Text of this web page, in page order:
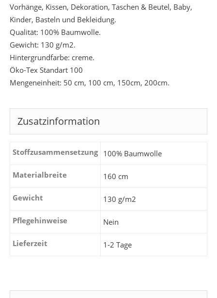
Vorhänge, Kissen, Dekoration, Taschen & Beutel, Baby,
Kinder, Basteln und Bekleidung.
Qualität: 100% Baumwolle.
Gewicht: 130 g/m2.
Hintergrundfarbe: creme.
Öko-Tex Standart 100
Mengeneinheit: 50 cm, 100 cm, 150cm, 200cm.
Zusatzinformation
Stoffzusammensetzung 100% Baumwolle
Materialbreite 160 cm
Gewicht 130 g/m2
Pflegehinweise Nein
Lieferzeit 1-2 Tage